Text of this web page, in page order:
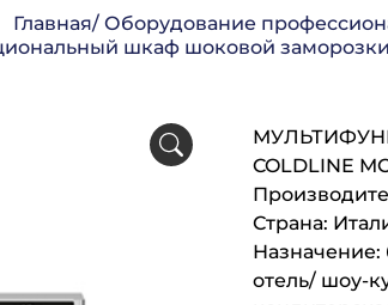
Главная/ Оборудование
шкаф шоковой
COLDLINE
Страна:
Назначение:
отель/ шоу-